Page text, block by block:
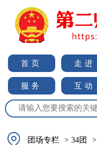
首页 走进
服务 互动
团场专栏 > 34团 >